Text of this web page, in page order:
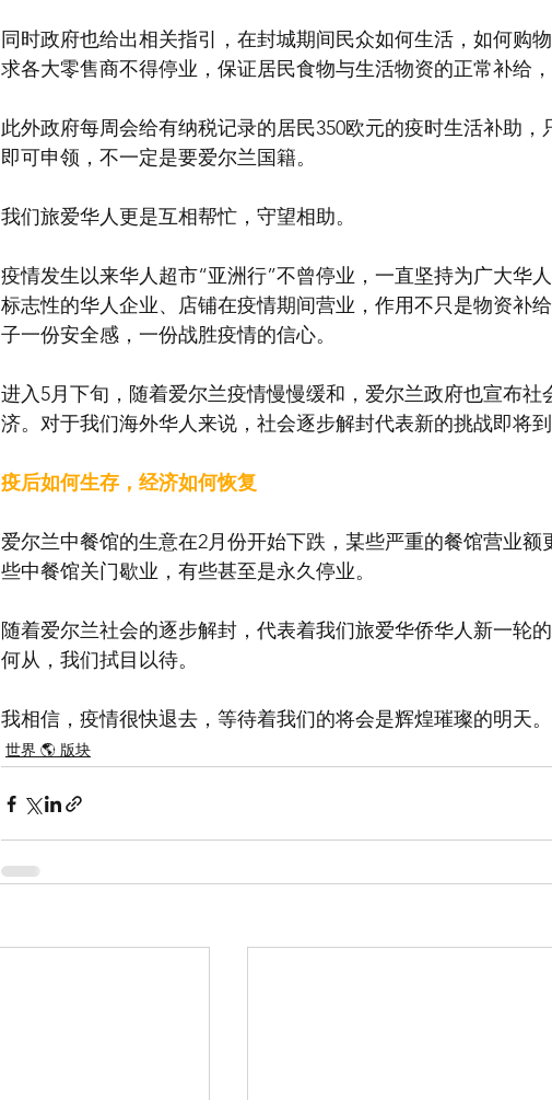
同时政府也给出相关指引，在封城期间民众如何生活，如何购
求各大零售商不得停业，保证居民食物与生活物资的正常补给，
此外政府每周会给有纳税记录的居民350欧元的疫时生活补助
即可申领，不一定是要爱尔兰国籍。
我们旅爱华人更是互相帮忙，守望相助。
疫情发生以来华人超市“亚洲行”不曾停业，一直坚持为广大华
标志性的华人企业、店铺在疫情期间营业，作用不只是物资补
子一份安全感，一份战胜疫情的信心。
进入5月下旬，随着爱尔兰疫情慢慢缓和，爱尔兰政府也宣布
济。对于我们海外华人来说，社会逐步解封代表新的挑战即将到
疫后如何生存，经济如何恢复
爱尔兰中餐馆的生意在2月份开始下跌，某些严重的餐馆营业额
些中餐馆关门歇业，有些甚至是永久停业。
随着爱尔兰社会的逐步解封，代表着我们旅爱华侨华人新一轮
何从，我们拭目以待。
我相信，疫情很快退去，等待着我们的将会是辉煌璀璨的明天。
世界 🌎 版块